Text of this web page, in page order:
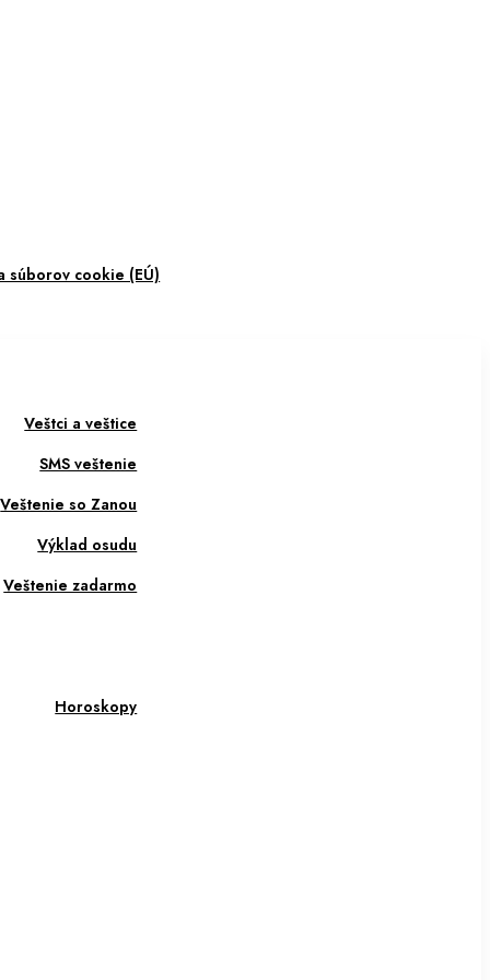
súborov cookie (EÚ)
Veštci a veštice
SMS veštenie
Veštenie so Zanou
Výklad osudu
Veštenie zadarmo
Horoskopy